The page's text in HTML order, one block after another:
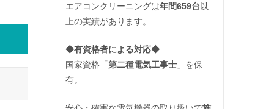
エアコンクリーニングは年間659台以
上の実績があります。
◆有資格者による対応◆
国家資格「第二種電気工事士 」を保
有。